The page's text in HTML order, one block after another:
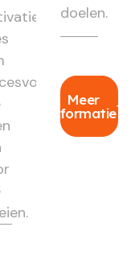
doelen.
Meer
informatie